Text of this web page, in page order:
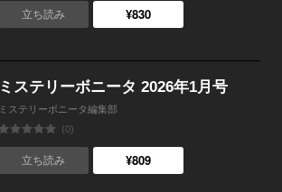
立ち読み ¥830
ミステリーボニータ 2026年1月号
ミステリーボニータ編集部
(0)
立ち読み ¥809